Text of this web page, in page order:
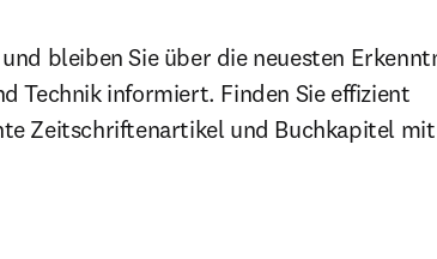
bleiben Sie über die neuesten
Technik informiert. Finden Sie effizient
Zeitschriftenartikel und Buchkapitel mit
neuem Tab/Fenster geöffnet